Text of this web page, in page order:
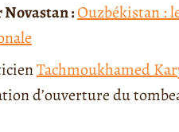
Novastan :Ouzbékistan :
Tachmoukhamed
d’ouverture du